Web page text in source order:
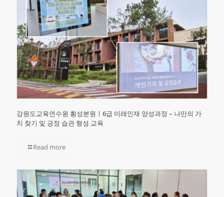
강원도교육연수원 횡성분원ㅣ6급 미래인재 양성과정 – 나만의 가
치 찾기 및 긍정 습관 형성 교육
Read more